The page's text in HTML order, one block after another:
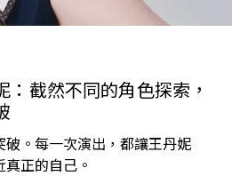
：截然不同的角色探索，
。每一次演出，都讓王丹妮
真正的自己。